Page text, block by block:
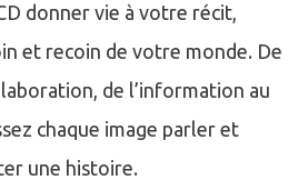
donner vie à votre récit,
et recoin de votre monde. De
de l’information au
chaque image parler et
une histoire.